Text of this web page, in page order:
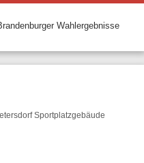
Wahlergebnisse
Sportplatzgebäude